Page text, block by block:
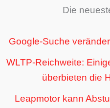
Die
Google-Suche
WLTP-Reichweite:
überbieten die
Leapmotor kann